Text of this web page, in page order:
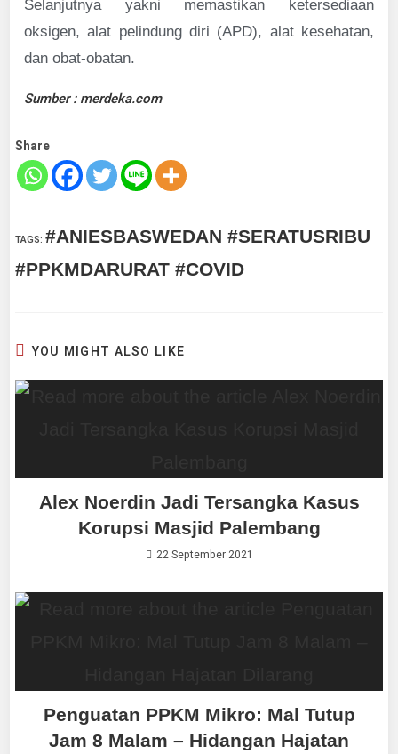
Selanjutnya yakni memastikan ketersediaan
oksigen, alat pelindung diri (APD), alat kesehatan,
dan obat-obatan.
Sumber : merdeka.com
Share
TAGS:#ANIESBASWEDAN #SERATUSRIBU
#PPKMDARURAT #COVID
YOU MIGHT ALSO LIKE
Alex Noerdin Jadi Tersangka Kasus
Korupsi Masjid Palembang
22 September 2021
Penguatan PPKM Mikro: Mal Tutup
Jam 8 Malam – Hidangan Hajatan